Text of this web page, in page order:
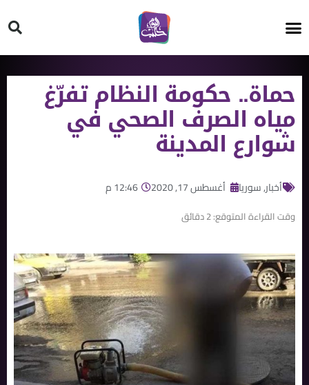
حماة.. حكومة النظام تفرّغ
مياه الصرف الصحي في
شوارع المدينة
أخبار,سوريا أغسطس 17, 2020 12:46 م
وقت القراءة المتوقع:2دقائق